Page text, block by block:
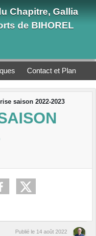
Chapitre, Gallia
de BIHOREL
Contact et Plan
saison 2022-2023
Publié le 14 août 2022